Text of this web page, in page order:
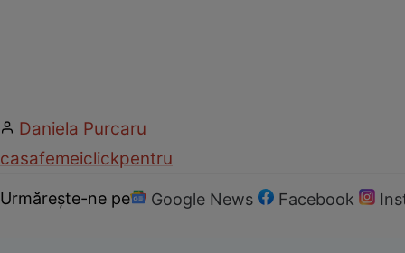
Daniela Purcaru
casafemeiclickpentru
Urmărește-ne pe Google News Facebook